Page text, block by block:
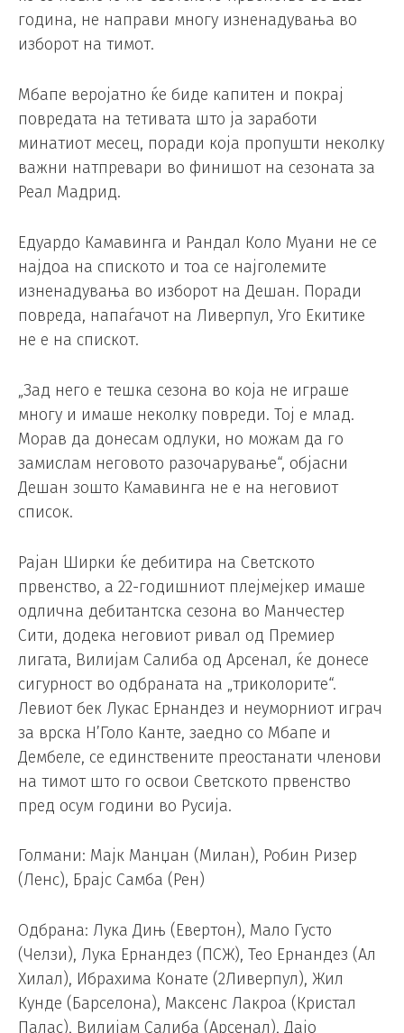
година, не направи многу изненадувања во
изборот на тимот.
Мбапе веројатно ќе биде капитен и покрај
повредата на тетивата што ја заработи
минатиот месец, поради која пропушти неколку
важни натпревари во финишот на сезоната за
Реал Мадрид.
Едуардо Камавинга и Рандал Коло Муани не се
најдоа на спиското и тоа се најголемите
изненадувања во изборот на Дешан. Поради
повреда, напаѓачот на Ливерпул, Уго Екитике
не е на спискот.
„Зад него е тешка сезона во која не играше
многу и имаше неколку повреди. Тој е млад.
Морав да донесам одлуки, но можам да го
замислам неговото разочарување“, објасни
Дешан зошто Камавинга не е на неговиот
список.
Рајан Ширки ќе дебитира на Светското
првенство, а 22-годишниот плејмејкер имаше
одлична дебитантска сезона во Манчестер
Сити, додека неговиот ривал од Премиер
лигата, Вилијам Салиба од Арсенал, ќе донесе
сигурност во одбраната на „триколорите“.
Левиот бек Лукас Ернандез и неуморниот играч
за врска Н’Голо Канте, заедно со Мбапе и
Дембеле, се единствените преостанати членови
на тимот што го освои Светското првенство
пред осум години во Русија.
Голмани: Мајк Манџан (Милан), Робин Ризер
(Ленс), Брајс Самба (Рен)
Одбрана: Лука Дињ (Евертон), Мало Густо
(Челзи), Лука Ернандез (ПСЖ), Тео Ернандез (Ал
Хилал), Ибрахима Конате (2Ливерпул), Жил
Кунде (Барселона), Максенс Лакроа (Кристал
Палас), Вилијам Салиба (Арсенал), Дајо